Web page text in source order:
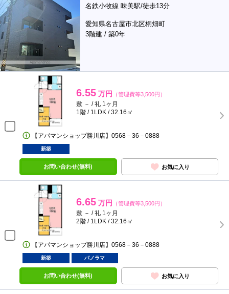
名鉄小牧線 味美駅/徒歩13分
愛知県名古屋市北区桐畑町
3階建 / 築0年
6.55 万円 （管理費等3,500円）
敷 － / 礼 1ヶ月
1階 / 1LDK / 32.16㎡
【アパマンショップ勝川店】0568－36－0888
新築
お問い合わせ(無料) お気に入り
6.65 万円 （管理費等3,500円）
敷 － / 礼 1ヶ月
2階 / 1LDK / 32.16㎡
【アパマンショップ勝川店】0568－36－0888
新築 パノラマ
お問い合わせ(無料) お気に入り